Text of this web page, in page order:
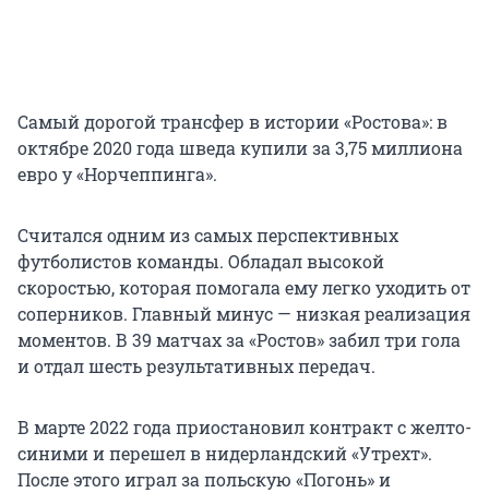
Самый дорогой трансфер в истории «Ростова»: в
октябре 2020 года шведа купили за 3,75 миллиона
евро у «Норчеппинга».
Считался одним из самых перспективных
футболистов команды. Обладал высокой
скоростью, которая помогала ему легко уходить от
соперников. Главный минус — низкая реализация
моментов. В 39 матчах за «Ростов» забил три гола
и отдал шесть результативных передач.
В марте 2022 года приостановил контракт с желто-
синими и перешел в нидерландский «Утрехт».
После этого играл за польскую «Погонь» и